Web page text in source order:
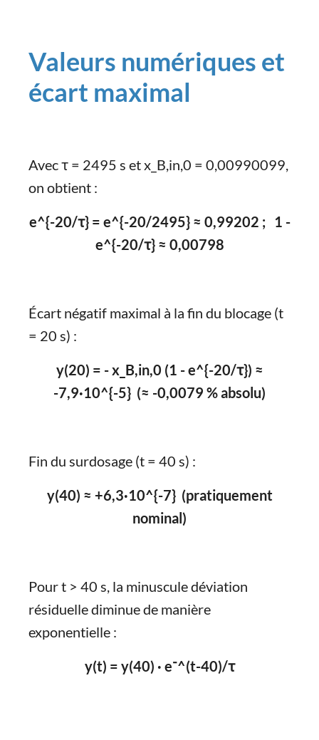
Valeurs numériques et
écart maximal
Avec τ = 2495 s et x_B,in,0 = 0,00990099,
on obtient :
e^{-20/τ} = e^{-20/2495} ≈ 0,99202 ; 1 -
e^{-20/τ} ≈ 0,00798
Écart négatif maximal à la fin du blocage (t
= 20 s) :
y(20) = - x_B,in,0 (1 - e^{-20/τ}) ≈
-7,9·10^{-5} (≈ -0,0079 % absolu)
Fin du surdosage (t = 40 s) :
y(40) ≈ +6,3·10^{-7} (pratiquement
nominal)
Pour t > 40 s, la minuscule déviation
résiduelle diminue de manière
exponentielle :
y(t) = y(40) · e⁻^(t-40)/τ